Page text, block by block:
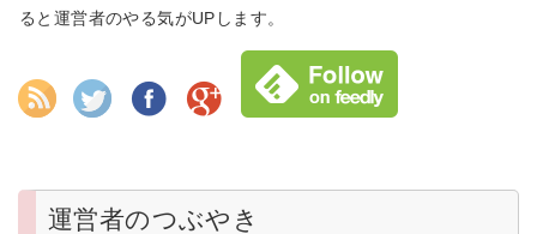
ると運営者のやる気がUPします。
運営者のつぶやき